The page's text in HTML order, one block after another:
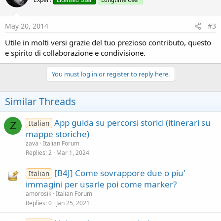
Dim Bitmap1
Dim Panel0 As Panel
Dim PanelTop, PanelHeight As Int
Dim
lista As
    Bitmap1.Initialize(
File.DirAssets,
    PanelTop=
1%y
    Panel0=scrolllista.Panel
    Panel0.Color=Colors.argb(
For i= lista.Size-
May 20, 2014 #3
Utile in molti versi grazie del tuo prezioso contributo, questo
e spirito di collaborazione e condivisione.
You must log in or register to reply here.
Similar Threads
Z Italian App guida su percorsi storici (itinerari su
mappe storiche)
zava Italian Forum
Replies 2 Mar 1, 2024
Italian [B4J] Come sovrappore due o piu'
immagini per usarle poi come marker?
amorosik Italian Forum
Replies 0 Jan 25, 2021